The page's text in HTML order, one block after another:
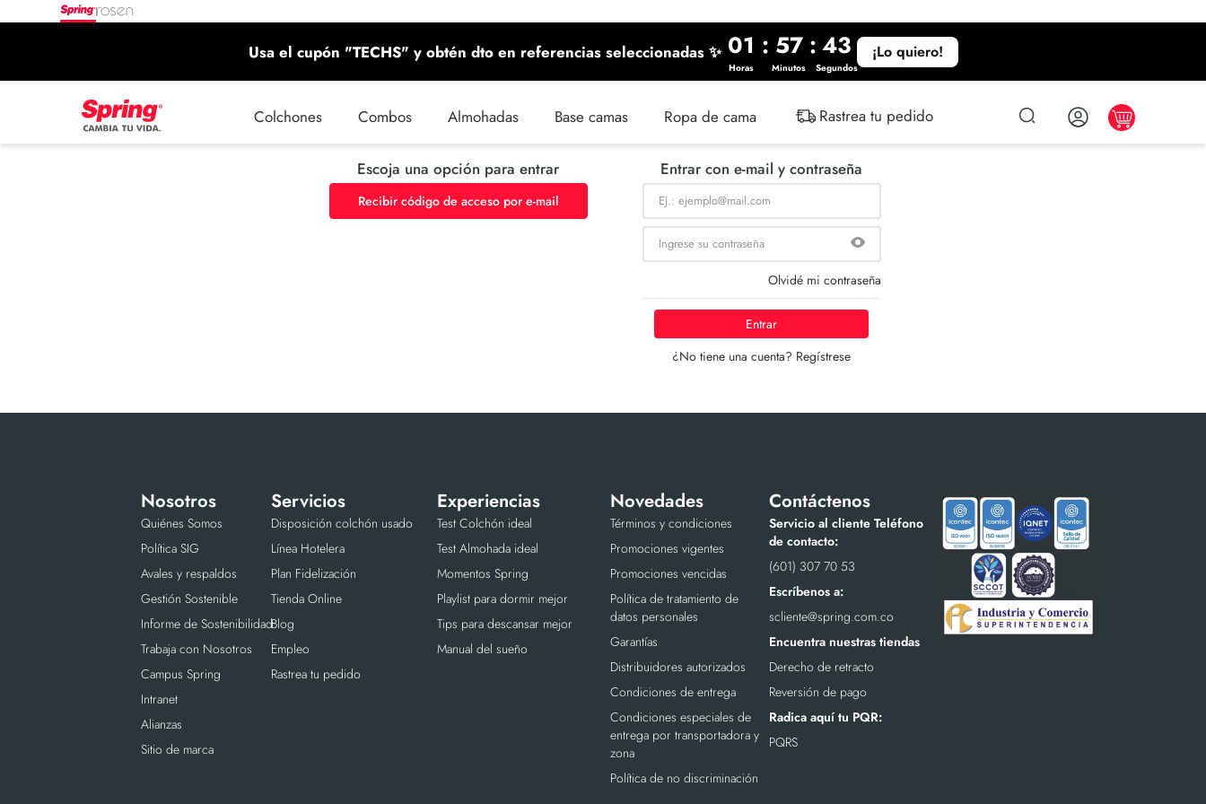
Usa el cupón "TECHS" y obtén dto en referencias seleccionadas ✨ 01
Horas
: 57
Minutos
:43
Segundos
¡Lo quiero!
Colchones Combos Almohadas Base camas Ropa de cama Rastrea tu pedido
Escoja una opción para entrar
Recibir código de acceso por e-mail
Entrar con e-mail y contraseña
Olvidé mi contraseña
Entrar
¿No tiene una cuenta? Regístrese
Nosotros
Quiénes Somos
Política SIG
Avales y respaldos
Gestión Sostenible
Informe de Sostenibilidad
Trabaja con Nosotros
Campus Spring
Intranet
Alianzas
Sitio de marca
Servicios
Disposición colchón usado
Línea Hotelera
Plan Fidelización
Tienda Online
Blog
Empleo
Rastrea tu pedido
Experiencias
Test Colchón ideal
Test Almohada ideal
Momentos Spring
Playlist para dormir mejor
Tips para descansar mejor
Manual del sueño
Novedades
Términos y condiciones
Promociones vigentes
Promociones vencidas
Política de tratamiento de
datos personales
Garantías
Distribuidores autorizados
Condiciones de entrega
Condiciones especiales de
entrega por transportadora y
zona
Política de no discriminación
Contáctenos
Servicio al cliente Teléfono
de contacto:
(601) 307 70 53
Escríbenos a:
scliente@spring.com.co
Encuentra nuestras tiendas
Derecho de retracto
Reversión de pago
Radica aquí tu PQR:
PQRS